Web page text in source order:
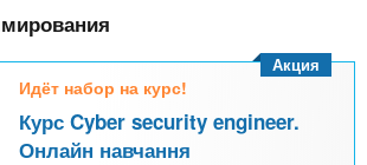
Идёт набор на курс!
Курс Cyber ​​security engineer.
Онлайн навчання
Акция